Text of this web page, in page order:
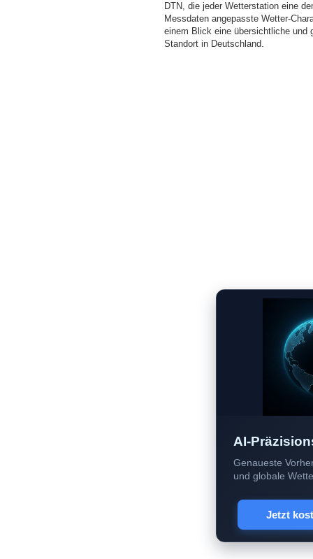
DTN, die jeder Wetterstation eine
Messdaten angepasste Wetter-
einem Blick eine übersichtliche und
Standort in Deutschland.
AI-
Genaueste
und globale
Jetzt